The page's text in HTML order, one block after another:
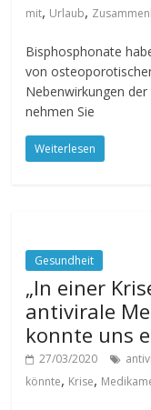
mit, Urlaub,
Bisphosphonate
von
Nebenwirkungen
nehmen Sie
Weiterlesen
Gesundheit
„In einer
antivirale
konnte uns
27/03/2020
könnte, Krise,